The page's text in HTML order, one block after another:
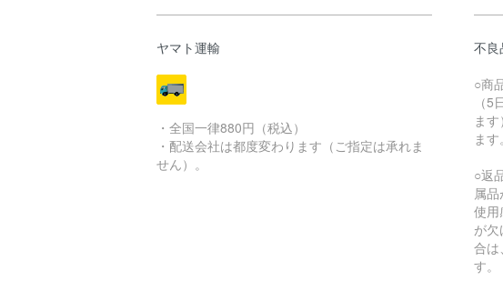
ヤマト運輸
・全国一律880円（税込）
・配送会社は都度変わります（ご指定は承れま
せん）。
不良
○商
（
ま
ます。
○返
属
使用
が
合は
す。